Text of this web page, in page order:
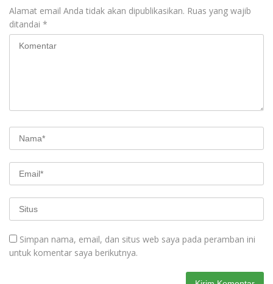
Alamat email Anda tidak akan dipublikasikan. Ruas yang wajib
ditandai *
Simpan nama, email, dan situs web saya pada peramban ini
untuk komentar saya berikutnya.